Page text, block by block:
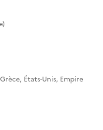
États-Unis, Empire